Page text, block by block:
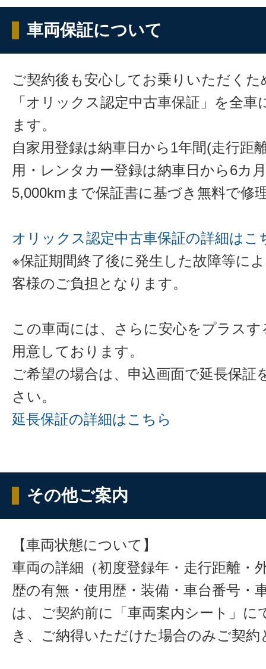
車両保証について
ご契約後も安心してお乗りいただくた
「オリックス認定中古車保証」を全
ます。
自家用登録は納車日から1年間(走行距
用・レンタカー登録は納車日から6カ
5,000kmまで保証書に基づき無料で修
オリックス認定中古車保証の詳細はこ
※保証期間終了後に発生した故障等に
客様のご負担となります。
この車両には、さらに安心をプラス
用意しております。
ご希望の場合は、申込画面で延長保証
さい。
延長保証の詳細はこちら
その他ご案内
【車両状態について】
車両の詳細（初度登録年・走行距離・
歴の有無・使用歴・装備・車台番号・
は、ご契約前に「車両案内シート」に
き、ご納得いただけた場合のみご契約